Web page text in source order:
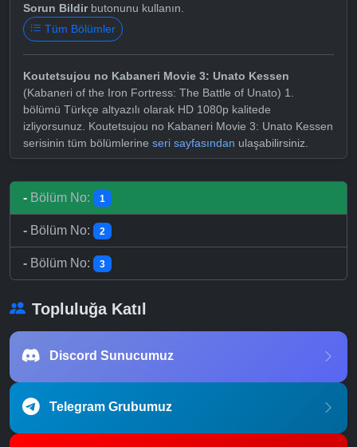
Sorun Bildirbutonunu kullanın.
Tüm Bölümler
Koutetsujou no Kabaneri Movie 3: Unato Kessen
(Kabaneri of the Iron Fortress: The Battle of Unato) 1.
bölümü Türkçe altyazılı olarak HD 1080p kalitede
izliyorsunuz. Koutetsujou no Kabaneri Movie 3: Unato Kessen
serisinin tüm bölümlerine seri sayfasından ulaşabilirsiniz.
- Bölüm No: 1
- Bölüm No: 2
- Bölüm No: 3
Topluluğa Katıl
Discord Sunucumuz
Telegram Grubumuz